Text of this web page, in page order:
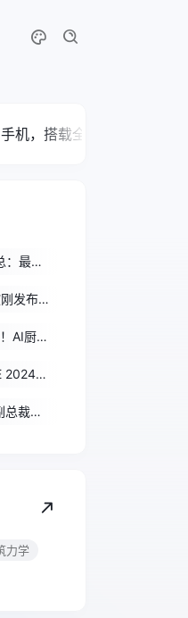
，搭载全新自研芯片，国
：最便
元可
发布
AI厨电
2024上
总裁发
力学